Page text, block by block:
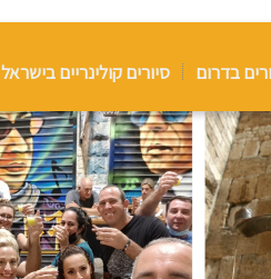
בדרום סיורים קולינריים בישראל